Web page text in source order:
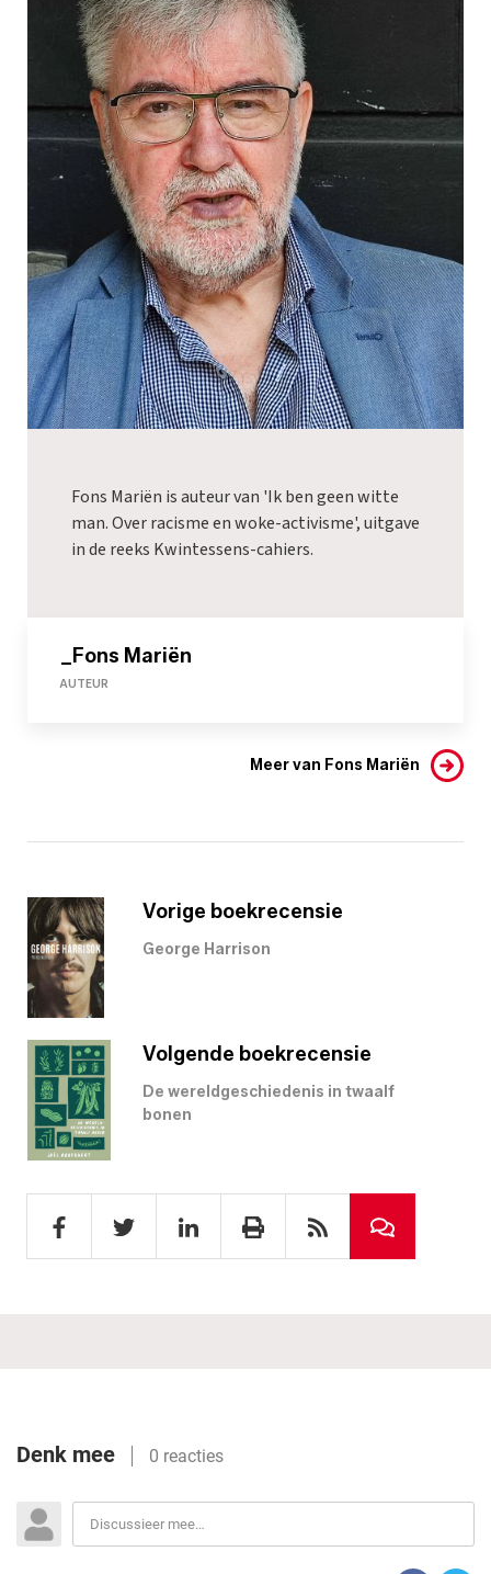
Fons Mariën is auteur van 'Ik ben geen witte
man. Over racisme en woke-activisme', uitgave
in de reeks Kwintessens-cahiers.
_Fons Mariën
AUTEUR
Meer van Fons Mariën
Vorige boekrecensie
George Harrison
Volgende boekrecensie
De wereldgeschiedenis in twaalf
bonen